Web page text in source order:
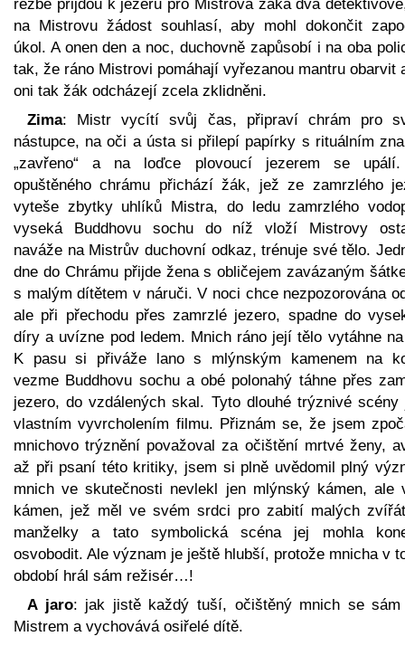
řezbě přijdou k jezeru pro Mistrova žáka dva
na Mistrovu žádost souhlasí, aby mohl dokončit
úkol. A onen den a noc, duchovně zapůsobí i na oba
tak, že ráno Mistrovi pomáhají vyřezanou mantru obarvit
oni tak žák odcházejí zcela zklidněni.
Zima: Mistr vycítí svůj čas, připraví chrám pro
nástupce, na oči a ústa si přilepí papírky s rituálním
„zavřeno“ a na loďce plovoucí jezerem se
opuštěného chrámu přichází žák, jež ze zamrzlého
vyteše zbytky uhlíků Mistra, do ledu zamrzlého
vyseká Buddhovu sochu do níž vloží Mistrovy
naváže na Mistrův duchovní odkaz, trénuje své tělo.
dne do Chrámu přijde žena s obličejem zavázaným
s malým dítětem v náruči. V noci chce nezpozorována
ale při přechodu přes zamrzlé jezero, spadne do
díry a uvízne pod ledem. Mnich ráno její tělo vytáhne
K pasu si přiváže lano s mlýnským kamenem na
vezme Buddhovu sochu a obé polonahý táhne přes
jezero, do vzdálených skal. Tyto dlouhé trýznivé scény
vlastním vyvrcholením filmu. Přiznám se, že jsem
mnichovo trýznění považoval za očištění mrtvé ženy,
až při psaní této kritiky, jsem si plně uvědomil plný
mnich ve skutečnosti nevlekl jen mlýnský kámen, ale
kámen, jež měl ve svém srdci pro zabití malých
manželky a tato symbolická scéna jej mohla
osvobodit. Ale význam je ještě hlubší, protože mnicha v
období hrál sám režisér…!
A jaro: jak jistě každý tuší, očištěný mnich se
Mistrem a vychovává osiřelé dítě.